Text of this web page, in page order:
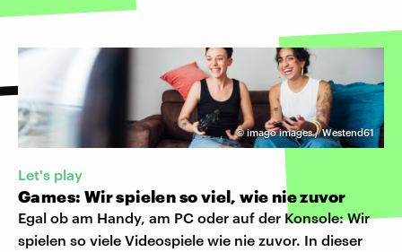
©imago images / Westend61
Let's play
Games: Wir spielen so viel, wie nie zuvor
Egal ob am Handy, am PC oder auf der Konsole: Wir
spielen so viele Videospiele wie nie zuvor. In dieser